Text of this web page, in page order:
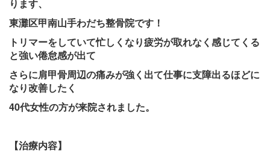
ります、
東灘区甲南山手わだち整骨院です！
トリマーをしていて忙しくなり疲労が取れなく感じてくる
と強い倦怠感が出て
さらに肩甲骨周辺の痛みが強く出て仕事に支障出るほどに
なり改善したく
40代女性の方が来院されました。
【治療内容】